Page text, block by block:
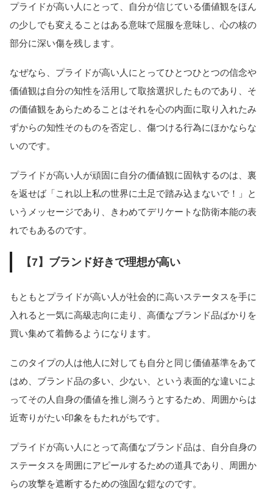
プライドが高い人にとって、自分が信じている価値観をほん
の少しでも変えることはある意味で屈服を意味し、心の核の
部分に深い傷を残します。
なぜなら、プライドが高い人にとってひとつひとつの信念や
価値観は自分の知性を活用して取捨選択したものであり、そ
の価値観をあらためることはそれを心の内面に取り入れたみ
ずからの知性そのものを否定し、傷つける行為にほかならな
いのです。
プライドが高い人が頑固に自分の価値観に固執するのは、裏
を返せば「これ以上私の世界に土足で踏み込まないで！」と
いうメッセージであり、きわめてデリケートな防衛本能の表
れでもあるのです。
【7】ブランド好きで理想が高い
もともとプライドが高い人が社会的に高いステータスを手に
入れると一気に高級志向に走り、高価なブランド品ばかりを
買い集めて着飾るようになります。
このタイプの人は他人に対しても自分と同じ価値基準をあて
はめ、ブランド品の多い、少ない、という表面的な違いによ
ってその人自身の価値を推し測ろうとするため、周囲からは
近寄りがたい印象をもたれがちです。
プライドが高い人にとって高価なブランド品は、自分自身の
ステータスを周囲にアピールするための道具であり、周囲か
らの攻撃を遮断するための強固な鎧なのです。